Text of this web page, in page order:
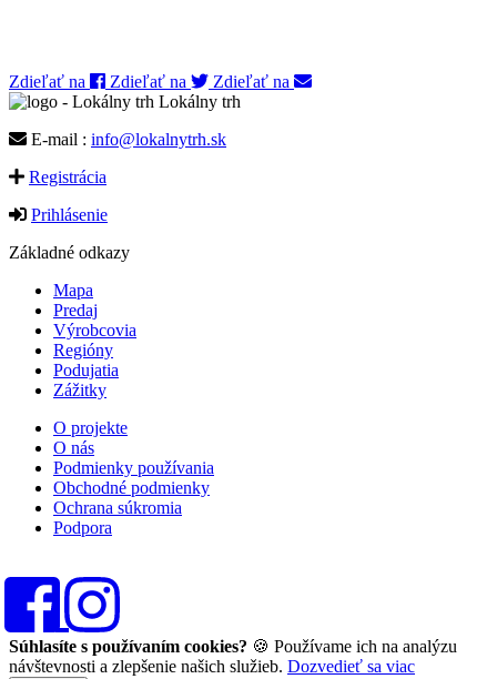
Zdieľať na Zdieľať na
Zdieľať na
Lokálny trh
E-mail : info@lokalnytrh.sk
Registrácia
Prihlásenie
Základné odkazy
Mapa
Predaj
Výrobcovia
Regióny
Podujatia
Zážitky
O projekte
O nás
Podmienky používania
Obchodné podmienky
Ochrana súkromia
Podpora
Súhlasíte s používaním cookies? 🍪 Používame ich na analýzu
návštevnosti a zlepšenie našich služieb. Dozvedieť sa viac